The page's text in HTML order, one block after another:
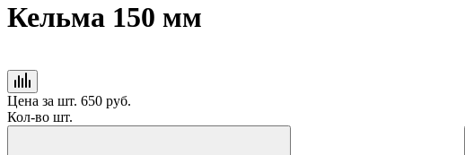
Кельма 150 мм
Цена за шт. 650 руб.
Кол-во шт.